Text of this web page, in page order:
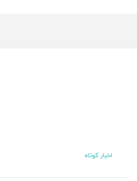
اخبار کوتاه